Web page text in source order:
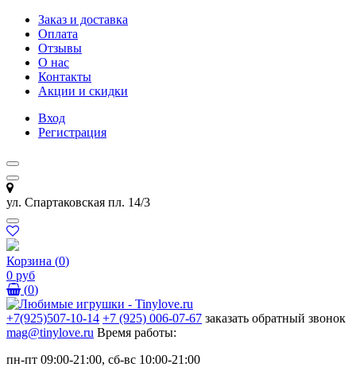
Заказ и доставка
Оплата
Отзывы
О нас
Контакты
Акции и скидки
Вход
Регистрация
ул. Спартаковская пл. 14/3
Корзина (0)
0 руб
(0)
+7(925)507-10-14 +7 (925) 006-07-67 заказать обратный звонок
mag@tinylove.ru Время работы:
пн-пт 09:00-21:00, сб-вс 10:00-21:00